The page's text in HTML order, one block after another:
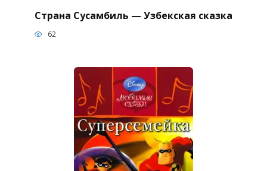
Страна Сусамбиль — Узбекская сказка
62